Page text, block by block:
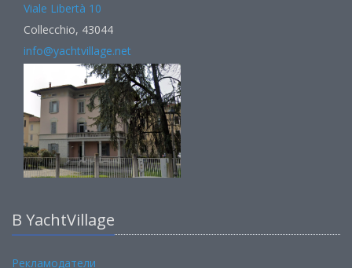
Viale Libertà 10
Collecchio, 43044
info@yachtvillage.net
В YachtVillage
Рекламодатели